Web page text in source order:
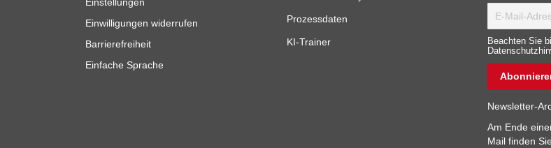
Einwilligungen widerrufen
Barrierefreiheit
Einfache Sprache
Prozessdaten
KI-Trainer
Beachten Sie
Newsletter-
Am Ende
Mail finden